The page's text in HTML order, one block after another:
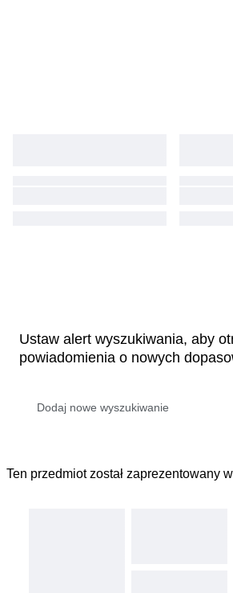
Ustaw alert wyszukiwania, aby
powiadomienia o nowych
Ten przedmiot został zaprezentowany w